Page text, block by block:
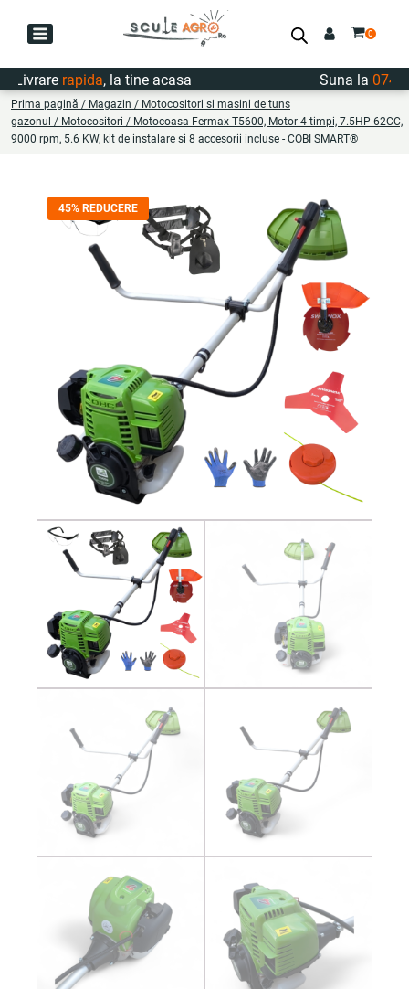
rapida, la tine acasa Suna la
Prima pagină / Magazin / Motocositori si masini de tuns
gazonul / Motocositori / Motocoasa Fermax T5600, Motor 4 timpi, 7.5HP 62CC,
9000 rpm, 5.6 KW, kit de instalare si 8 accesorii incluse - COBI SMART®
45% REDUCERE